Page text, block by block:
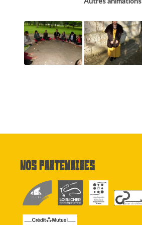
Nos partenaires